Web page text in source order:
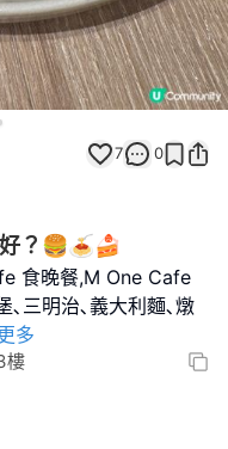
7 0
好？🍔🍝🍰
食晚餐,M One Cafe
､三明治､義大利麵､燉
多
樓